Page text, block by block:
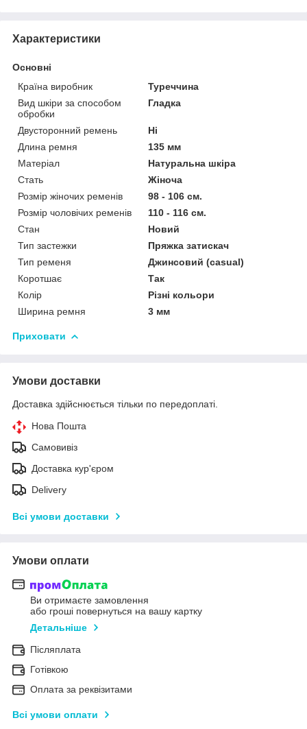
Характеристики
Основні
Країна виробник
Туреччина
Вид шкіри за способом
обробки
Гладка
Двусторонний ремень
Ні
Длина ремня
135 мм
Матеріал
Натуральна шкіра
Стать
Жіноча
Розмір жіночих ременів
98 - 106 см.
Розмір чоловічих ременів
110 - 116 см.
Стан
Новий
Тип застежки
Пряжка затискач
Тип ременя
Джинсовий (casual)
Коротшає
Так
Колір
Різні кольори
Ширина ремня
3 мм
Приховати
Умови доставки
Доставка здійснюється тільки по передоплаті.
Нова Пошта
Самовивіз
Доставка кур'єром
Delivery
Всі умови доставки
Умови оплати
Ви отримаєте замовлення
або гроші повернуться на вашу картку
Детальніше
Післяплата
Готівкою
Оплата за реквізитами
Всі умови оплати